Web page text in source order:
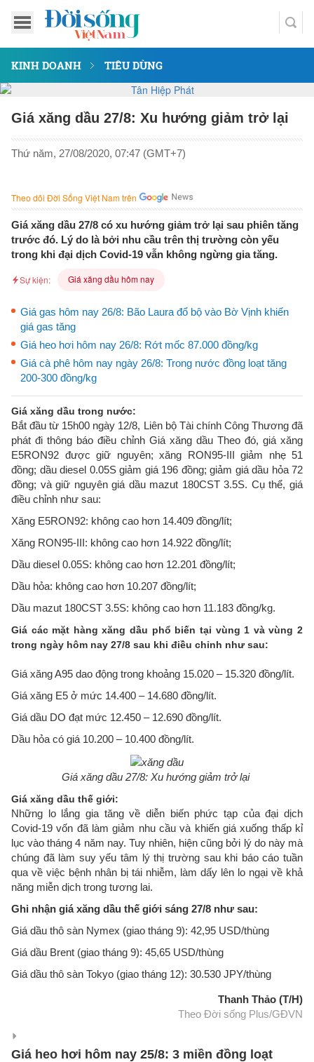
KINH DOANH TIÊU DÙNG
Giá xăng dầu 27/8: Xu hướng giảm trở lại
Thứ năm, 27/08/2020, 07:47 (GMT+7)
Theo dõi Đời Sống Việt Nam trên
Giá xăng dầu 27/8 có xu hướng giảm trở lại sau phiên tăng
trước đó. Lý do là bởi nhu cầu trên thị trường còn yếu
trong khi đại dịch Covid-19 vẫn không ngừng gia tăng.
Sự kiện: Giá xăng dầu hôm nay
Giá gas hôm nay 26/8: Bão Laura đổ bộ vào Bờ Vịnh khiến
giá gas tăng
Giá heo hơi hôm nay 26/8: Rớt mốc 87.000 đồng/kg
Giá cà phê hôm nay ngày 26/8: Trong nước đồng loạt tăng
200-300 đồng/kg
Giá xăng dầu trong nước:
Bắt đầu từ 15h00 ngày 12/8, Liên bộ Tài chính Công Thương đã
phát đi thông báo điều chỉnh Giá xăng dầu Theo đó, giá xăng
E5RON92 được giữ nguyên; xăng RON95-III giảm nhẹ 51
đồng; dầu diesel 0.05S giảm giá 196 đồng; giảm giá dầu hỏa 72
đồng; và giữ nguyên giá dầu mazut 180CST 3.5S. Cụ thể, giá
điều chỉnh như sau:
Xăng E5RON92: không cao hơn 14.409 đồng/lít;
Xăng RON95-III: không cao hơn 14.922 đồng/lít;
Dầu diesel 0.05S: không cao hơn 12.201 đồng/lít;
Dầu hỏa: không cao hơn 10.207 đồng/lít;
Dầu mazut 180CST 3.5S: không cao hơn 11.183 đồng/kg.
Giá các mặt hàng xăng dầu phổ biến tại vùng 1 và vùng 2
trong ngày hôm nay 27/8 sau khi điều chỉnh như sau:
Giá xăng A95 dao động trong khoảng 15.020 – 15.320 đồng/lít.
Giá xăng E5 ở mức 14.400 – 14.680 đồng/lít.
Giá dầu DO đạt mức 12.450 – 12.690 đồng/lít.
Dầu hỏa có giá 10.200 – 10.400 đồng/lít.
Giá xăng dầu 27/8: Xu hướng giảm trở lại
Giá xăng dầu thế giới:
Những lo lắng gia tăng về diễn biến phức tạp của đại dịch
Covid-19 vốn đã làm giảm nhu cầu và khiến giá xuống thấp kỉ
lục vào tháng 4 năm nay. Tuy nhiên, hiện cũng bởi lý do này mà
chúng đã làm suy yếu tâm lý thị trường sau khi báo cáo tuần
qua về việc bệnh nhân bị tái nhiễm, làm dấy lên lo ngại về khả
năng miễn dịch trong tương lai.
Ghi nhận giá xăng dầu thế giới sáng 27/8 như sau:
Giá dầu thô sàn Nymex (giao tháng 9): 42,95 USD/thùng
Giá dầu Brent (giao tháng 9): 45,65 USD/thùng
Giá dầu thô sàn Tokyo (giao tháng 12): 30.530 JPY/thùng
Thanh Thảo (T/H)
Theo Đời sống Plus/GĐVN
Giá heo hơi hôm nay 25/8: 3 miền đồng loạt